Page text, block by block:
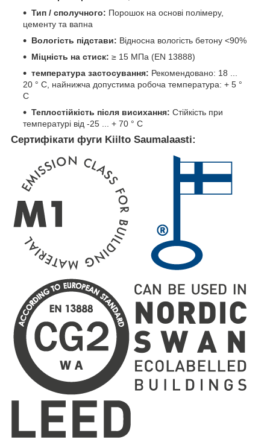
Тип / сполучного: Порошок на основі полімеру,
цементу та вапна
Вологість підстави: Відносна вологість бетону <90%
Міцність на стиск: ≥ 15 МПа (EN 13888)
температура застосування: Рекомендовано: 18 ...
20 ° C, найнижча допустима робоча температура: + 5 °
C
Теплостійкість після висихання: Стійкість при
температурі від -25 ... + 70 ° C
Сертифікати фуги Kiilto Saumalaasti: